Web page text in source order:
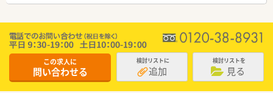
この求人に
問い合わせる
検討リストに
追加
検討リストを
見る